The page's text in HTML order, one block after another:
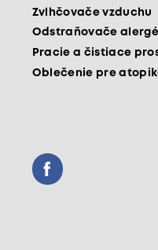
Zvlhčovače vzduchu
Odstraňovače
Pracie a čistiace
Oblečenie pre